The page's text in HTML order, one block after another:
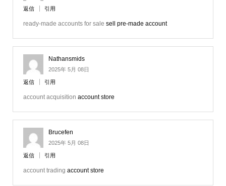
返信 引用
ready-made accounts for sale sell pre-made account
Nathansmids
2025年 5月 08日
返信 引用
account acquisition account store
Brucefen
2025年 5月 08日
返信 引用
account trading account store